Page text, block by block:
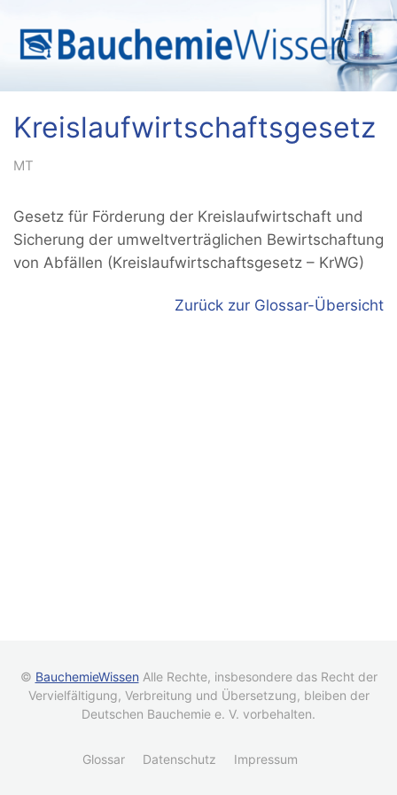
Kreislaufwirtschaftsgesetz
MT
Gesetz für Förderung der Kreislaufwirtschaft und
Sicherung der umweltverträglichen Bewirt­schaftung
von Abfällen (Kreislaufwirtschaftsgesetz – KrWG)
Zurück zur Glossar-Übersicht
© BauchemieWissen Alle Rechte, insbesondere das Recht der
Vervielfältigung, Verbreitung und Übersetzung, bleiben der
Deutschen Bauchemie e. V. vorbehalten.
Glossar Datenschutz Impressum